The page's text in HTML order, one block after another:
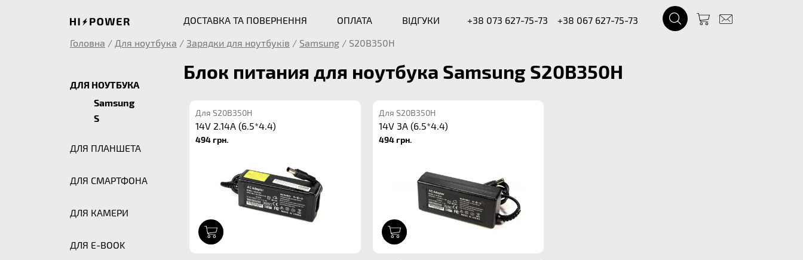
ДОСТАВКА ТА ПОВЕРНЕННЯ ОПЛАТА ВІДГУКИ +38 073 627-75-73
+38 067 627-75-73
Головна / Для ноутбука / Зарядки для ноутбуків / Samsung / S20B350H
ДЛЯ НОУТБУКА
Samsung
S
ДЛЯ ПЛАНШЕТА
ДЛЯ СМАРТФОНА
ДЛЯ КАМЕРИ
ДЛЯ E-BOOK
Блок питания для ноутбука Samsung S20B350H
Для S20B350H
14V 2.14A (6.5*4.4)
494 грн.
Для S20B350H
14V 3A (6.5*4.4)
494 грн.